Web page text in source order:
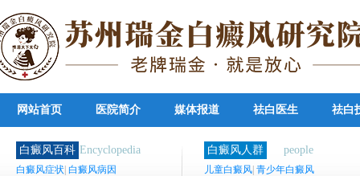
网站首页 医院简介 媒体报道 祛白医生 祛白
白癜风百科 Encyclopedia
白癜风症状 白癜风病因
白癜风人群 people
儿童白癜风 青少年白癜风